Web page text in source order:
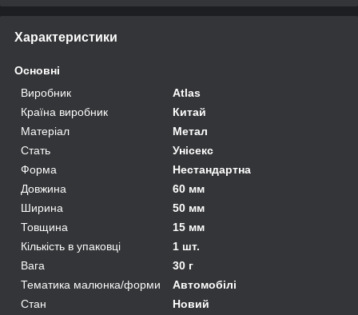
Характеристики
Основні
Виробник
Atlas
Країна виробник
Китай
Матеріал
Метал
Стать
Унісекс
Форма
Нестандартна
Довжина
60 мм
Ширина
50 мм
Товщина
15 мм
Кількість в упаковці
1 шт.
Вага
30 г
Тематика малюнка/форми
Автомобілі
Стан
Новий